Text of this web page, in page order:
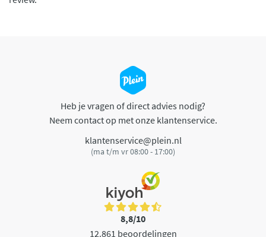
Heb je vragen of direct advies nodig?
Neem contact op met onze klantenservice.
klantenservice@plein.nl
(ma t/m vr 08:00 - 17:00)
8,8/10
12.861 beoordelingen